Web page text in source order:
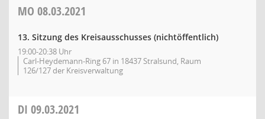
MO 08.03.2021
13. Sitzung des Kreisausschusses (nichtöffentlich)
19:00-20:38 Uhr
Carl-Heydemann-Ring 67 in 18437 Stralsund, Raum
126/127 der Kreisverwaltung
DI 09.03.2021